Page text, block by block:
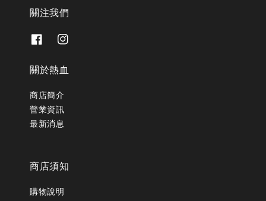
關注我們
關於熱血
商店簡介
營業資訊
最新消息
商店須知
購物說明